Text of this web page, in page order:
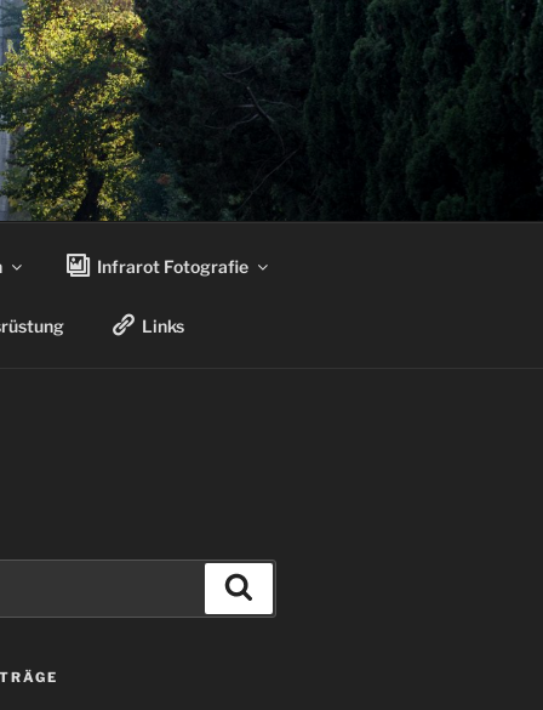
Infrarot Fotografie
Links